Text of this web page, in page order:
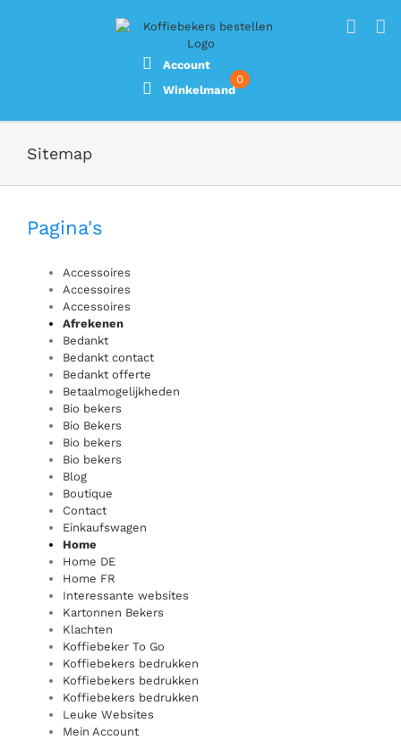
Account
Winkelmand
0
Sitemap
Pagina's
Accessoires
Accessoires
Accessoires
Afrekenen
Bedankt
Bedankt contact
Bedankt offerte
Betaalmogelijkheden
Bio bekers
Bio Bekers
Bio bekers
Bio bekers
Blog
Boutique
Contact
Einkaufswagen
Home
Home DE
Home FR
Interessante websites
Kartonnen Bekers
Klachten
Koffiebeker To Go
Koffiebekers bedrukken
Koffiebekers bedrukken
Koffiebekers bedrukken
Leuke Websites
Mein Account